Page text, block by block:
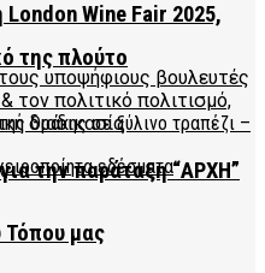
Wine Fair 2025,
της πλούτο
Τόπου μας
την παράταξη “ΑΡΧΗ”